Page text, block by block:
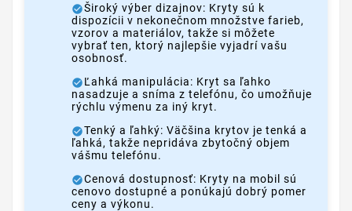
Široký výber dizajnov: Kryty sú k
dispozícii v nekonečnom množstve farieb,
vzorov a materiálov, takže si môžete
vybrať ten, ktorý najlepšie vyjadrí vašu
osobnosť.
Ľahká manipulácia: Kryt sa ľahko
nasadzuje a sníma z telefónu, čo umožňuje
rýchlu výmenu za iný kryt.
Tenký a ľahký: Väčšina krytov je tenká a
ľahká, takže nepridáva zbytočný objem
vášmu telefónu.
Cenová dostupnosť: Kryty na mobil sú
cenovo dostupné a ponúkajú dobrý pomer
ceny a výkonu.